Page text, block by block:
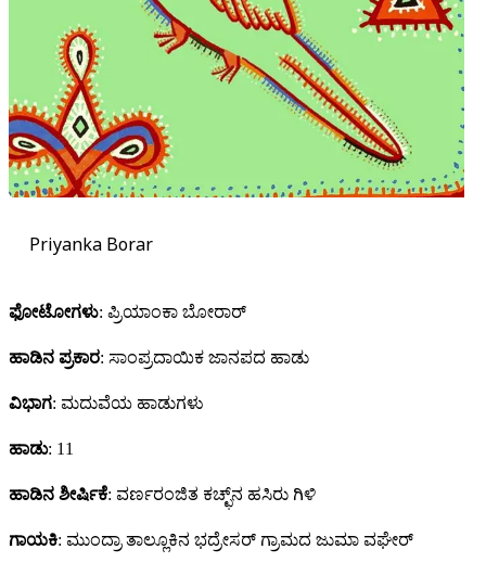
Priyanka Borar
ಫೋಟೋಗಳು: ಪ್ರಿಯಾಂಕಾ ಬೋರಾರ್
ಹಾಡಿನ ಪ್ರಕಾರ: ಸಾಂಪ್ರದಾಯಿಕ ಜಾನಪದ ಹಾಡು
ವಿಭಾಗ: ಮದುವೆಯ ಹಾಡುಗಳು
ಹಾಡು: 11
ಹಾಡಿನ ಶೀರ್ಷಿಕೆ: ವರ್ಣರಂಜಿತ ಕಚ್ಛ್‌ನ ಹಸಿರು ಗಿಳಿ
ಗಾಯಕಿ: ಮುಂದ್ರಾ ತಾಲ್ಲೂಕಿನ ಭದ್ರೇಸರ್ ಗ್ರಾಮದ ಜುಮಾ ವಘೇರ್